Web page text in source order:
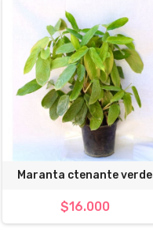
Maranta ctenante verde
$16.000